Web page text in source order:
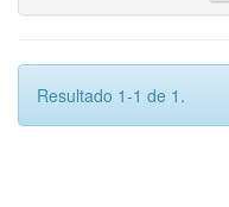
Resultado 1-1 de 1.